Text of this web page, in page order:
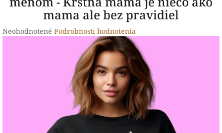
mama ale bez pravidiel
Priemerné
Neohodnotené Podrobnosti hodnotenia